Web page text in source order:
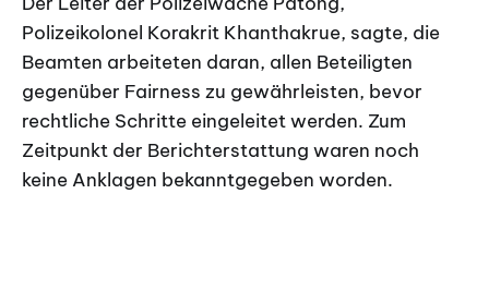
Polizeikolonel Korakrit Khanthakrue, sagte, die
Beamten arbeiteten daran, allen Beteiligten
gegenüber Fairness zu gewährleisten, bevor
rechtliche Schritte eingeleitet werden. Zum
Zeitpunkt der Berichterstattung waren noch
keine Anklagen bekanntgegeben worden.